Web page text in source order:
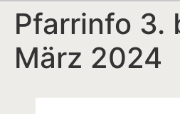
Pfarrinfo 3.
März 2024